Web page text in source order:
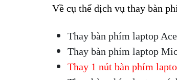
Về cụ thể dịch vụ thay bàn
Thay bàn phím laptop
Thay bàn phím laptop
Thay 1 nút bàn phím